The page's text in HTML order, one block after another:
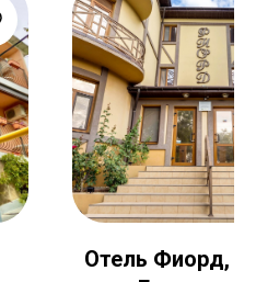
Отель Фиорд,